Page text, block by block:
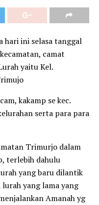
hari ini selasa tanggal
camat
yaitu Kel.
kakamp se kec.
serta para para
Trimurjo dalam
terlebih dahulu
yang baru dilantik
yang lama yang
Amanah yg